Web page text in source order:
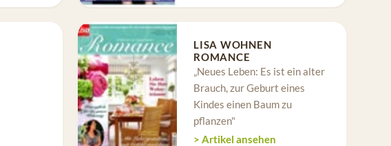
LISA WOHNEN
ROMANCE
„Neues Leben: Es ist ein alter
Brauch, zur Geburt eines
Kindes einen Baum zu
pflanzen"
> Artikel ansehen